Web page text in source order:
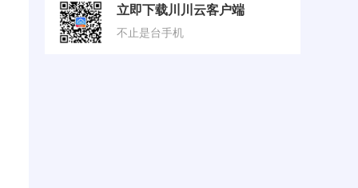
立即下载川川云客户端
不止是台手机